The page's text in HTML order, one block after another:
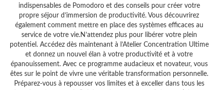
indispensables de Pomodoro et des conseils pour créer votre
propre séjour d’immersion de productivité. Vous découvrirez
également comment mettre en place des systèmes efficaces au
service de votre vie.N’attendez plus pour libérer votre plein
potentiel. Accédez dès maintenant à l’Atelier Concentration Ultime
et donnez un nouvel élan à votre productivité et à votre
épanouissement. Avec ce programme audacieux et novateur, vous
êtes sur le point de vivre une véritable transformation personnelle.
Préparez-vous à repousser vos limites et à exceller dans tous les